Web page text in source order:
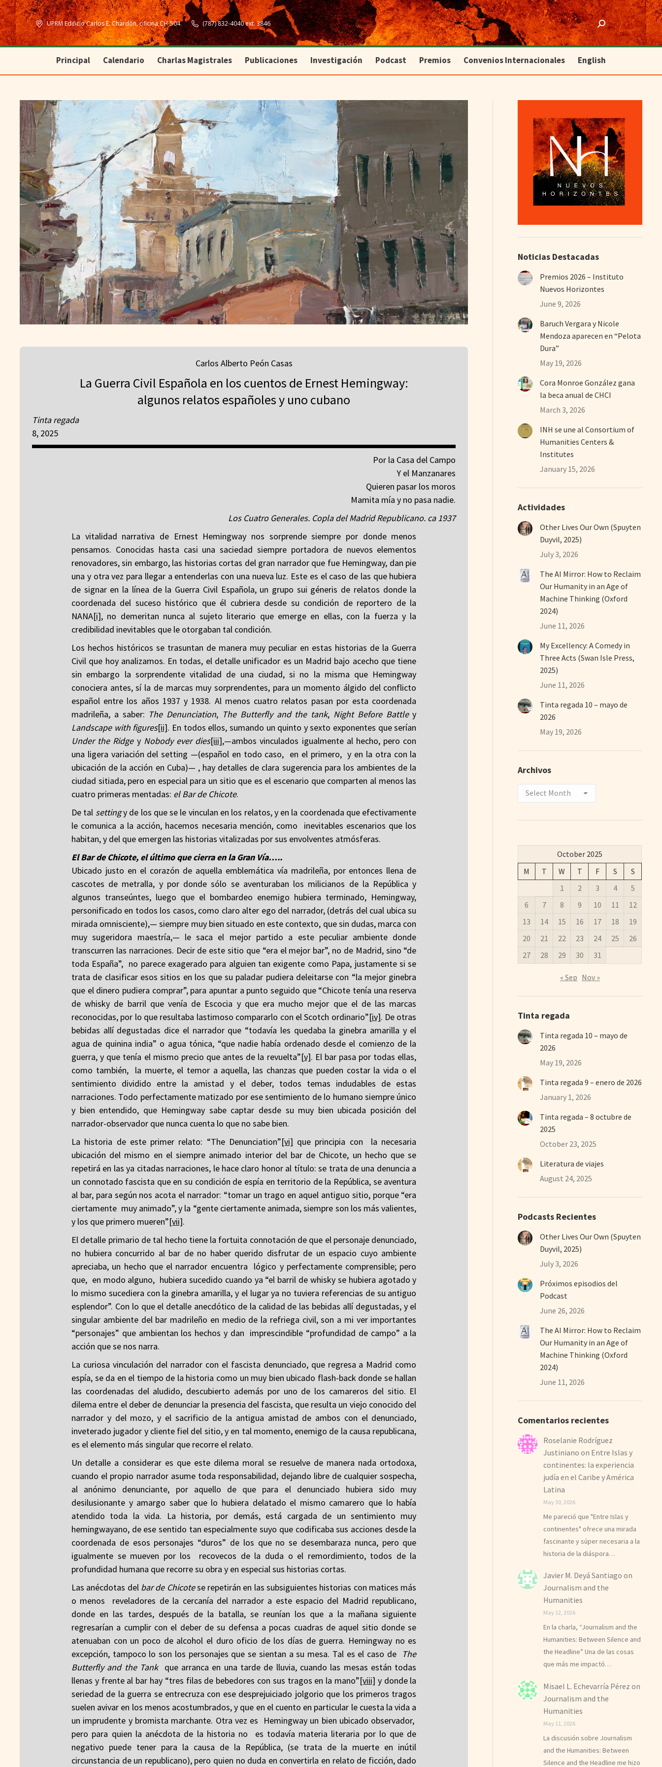
UPRM Edificio Carlos E. Chardón, oficina CH-504 (787) 832-4040 ext. 3846 Search:
Principal Calendario Charlas Magistrales Publicaciones Investigación Podcast Premios Convenios Internacionales English
Carlos Alberto Peón Casas
La Guerra Civil Española en los cuentos de Ernest Hemingway:
algunos relatos españoles y uno cubano
Tinta regada
8, 2025
Por la Casa del Campo
Y el Manzanares
Quieren pasar los moros
Mamita mía y no pasa nadie.
Los Cuatro Generales. Copla del Madrid Republicano. ca 1937
La vitalidad narrativa de Ernest Hemingway nos sorprende siempre por donde menos
pensamos. Conocidas hasta casi una saciedad siempre portadora de nuevos elementos
renovadores, sin embargo, las historias cortas del gran narrador que fue Hemingway, dan pie
una y otra vez para llegar a entenderlas con una nueva luz. Este es el caso de las que hubiera
de signar en la línea de la Guerra Civil Española, un grupo sui géneris de relatos donde la
coordenada del suceso histórico que él cubriera desde su condición de reportero de la
NANA[i], no demeritan nunca al sujeto literario que emerge en ellas, con la fuerza y la
credibilidad inevitables que le otorgaban tal condición.
Los hechos históricos se trasuntan de manera muy peculiar en estas historias de la Guerra
Civil que hoy analizamos. En todas, el detalle unificador es un Madrid bajo acecho que tiene
sin embargo la sorprendente vitalidad de una ciudad, si no la misma que Hemingway
conociera antes, sí la de marcas muy sorprendentes, para un momento álgido del conflicto
español entre los años 1937 y 1938. Al menos cuatro relatos pasan por esta coordenada
madrileña, a saber: The Denunciation, The Butterfly and the tank, Night Before Battley
Landscape with figures[ii]. En todos ellos, sumando un quinto y sexto exponentes que serían
Under the Ridgey Nobody ever dies[iii],—ambos vinculados igualmente al hecho, pero con
una ligera variación del setting —(español en todo caso, en el primero, y en la otra con la
ubicación de la acción en Cuba)— , hay detalles de clara sugerencia para los ambientes de la
ciudad sitiada, pero en especial para un sitio que es el escenario que comparten al menos las
cuatro primeras mentadas: el Bar de Chicote.
De tal settingy de los que se le vinculan en los relatos, y en la coordenada que efectivamente
le comunica a la acción, hacemos necesaria mención, como inevitables escenarios que los
habitan, y del que emergen las historias vitalizadas por sus envolventes atmósferas.
El Bar de Chicote, el último que cierra en la Gran Vía…..
Ubicado justo en el corazón de aquella emblemática vía madrileña, por entonces llena de
cascotes de metralla, y por donde sólo se aventuraban los milicianos de la República y
algunos transeúntes, luego que el bombardeo enemigo hubiera terminado, Hemingway,
personificado en todos los casos, como claro alter ego del narrador, (detrás del cual ubica su
mirada omnisciente),— siempre muy bien situado en este contexto, que sin dudas, marca con
muy sugeridora maestría,— le saca el mejor partido a este peculiar ambiente donde
transcurren las narraciones. Decir de este sitio que “era el mejor bar”, no de Madrid, sino “de
toda España”, no parece exagerado para alguien tan exigente como Papa, justamente si se
trata de clasificar esos sitios en los que su paladar pudiera deleitarse con “la mejor ginebra
que el dinero pudiera comprar”, para apuntar a punto seguido que “Chicote tenía una reserva
de whisky de barril que venía de Escocia y que era mucho mejor que el de las marcas
reconocidas, por lo que resultaba lastimoso compararlo con el Scotch ordinario”[iv]. De otras
bebidas allí degustadas dice el narrador que “todavía les quedaba la ginebra amarilla y el
agua de quinina india” o agua tónica, “que nadie había ordenado desde el comienzo de la
guerra, y que tenía el mismo precio que antes de la revuelta”[v]. El bar pasa por todas ellas,
como también, la muerte, el temor a aquella, las chanzas que pueden costar la vida o el
sentimiento dividido entre la amistad y el deber, todos temas indudables de estas
narraciones. Todo perfectamente matizado por ese sentimiento de lo humano siempre único
y bien entendido, que Hemingway sabe captar desde su muy bien ubicada posición del
narrador-observador que nunca cuenta lo que no sabe bien.
La historia de este primer relato: “The Denunciation”[vi] que principia con la necesaria
ubicación del mismo en el siempre animado interior del bar de Chicote, un hecho que se
repetirá en las ya citadas narraciones, le hace claro honor al título: se trata de una denuncia a
un connotado fascista que en su condición de espía en territorio de la República, se aventura
al bar, para según nos acota el narrador: “tomar un trago en aquel antiguo sitio, porque “era
ciertamente muy animado”, y la “gente ciertamente animada, siempre son los más valientes,
y los que primero mueren”[vii].
El detalle primario de tal hecho tiene la fortuita connotación de que el personaje denunciado,
no hubiera concurrido al bar de no haber querido disfrutar de un espacio cuyo ambiente
apreciaba, un hecho que el narrador encuentra lógico y perfectamente comprensible; pero
que, en modo alguno, hubiera sucedido cuando ya “el barril de whisky se hubiera agotado y
lo mismo sucediera con la ginebra amarilla, y el lugar ya no tuviera referencias de su antiguo
esplendor”. Con lo que el detalle anecdótico de la calidad de las bebidas allí degustadas, y el
singular ambiente del bar madrileño en medio de la refriega civil, son a mi ver importantes
“personajes” que ambientan los hechos y dan imprescindible “profundidad de campo” a la
acción que se nos narra.
La curiosa vinculación del narrador con el fascista denunciado, que regresa a Madrid como
espía, se da en el tiempo de la historia como un muy bien ubicado flash-back donde se hallan
las coordenadas del aludido, descubierto además por uno de los camareros del sitio. El
dilema entre el deber de denunciar la presencia del fascista, que resulta un viejo conocido del
narrador y del mozo, y el sacrificio de la antigua amistad de ambos con el denunciado,
inveterado jugador y cliente fiel del sitio, y en tal momento, enemigo de la causa republicana,
es el elemento más singular que recorre el relato.
Un detalle a considerar es que este dilema moral se resuelve de manera nada ortodoxa,
cuando el propio narrador asume toda responsabilidad, dejando libre de cualquier sospecha,
al anónimo denunciante, por aquello de que para el denunciado hubiera sido muy
desilusionante y amargo saber que lo hubiera delatado el mismo camarero que lo había
atendido toda la vida. La historia, por demás, está cargada de un sentimiento muy
hemingwayano, de ese sentido tan especialmente suyo que codificaba sus acciones desde la
coordenada de esos personajes “duros” de los que no se desembaraza nunca, pero que
igualmente se mueven por los recovecos de la duda o el remordimiento, todos de la
profundidad humana que recorre su obra y en especial sus historias cortas.
Las anécdotas del bar de Chicotese repetirán en las subsiguientes historias con matices más
o menos reveladores de la cercanía del narrador a este espacio del Madrid republicano,
donde en las tardes, después de la batalla, se reunían los que a la mañana siguiente
regresarían a cumplir con el deber de su defensa a pocas cuadras de aquel sitio donde se
atenuaban con un poco de alcohol el duro oficio de los días de guerra. Hemingway no es
excepción, tampoco lo son los personajes que se sientan a su mesa. Tal es el caso de
The
Butterfly and the Tankque arranca en una tarde de lluvia, cuando las mesas están todas
llenas y frente al bar hay “tres filas de bebedores con sus tragos en la mano”[viii] y donde la
seriedad de la guerra se entrecruza con ese desprejuiciado jolgorio que los primeros tragos
suelen avivar en los menos acostumbrados, y que en el cuento en particular le cuesta la vida a
un imprudente y bromista marchante. Otra vez es Hemingway un bien ubicado observador,
pero para quien la anécdota de la historia no es todavía materia literaria por lo que de
negativo puede tener para la causa de la República, (se trata de la muerte en inútil
circunstancia de un republicano), pero quien no duda en convertirla en relato de ficción, dado
Noticias Destacadas
Premios 2026 – Instituto
Nuevos Horizontes
June 9, 2026
Baruch Vergara y Nicole
Mendoza aparecen en “Pelota
Dura”
May 19, 2026
Cora Monroe González gana
la beca anual de CHCI
March 3, 2026
INH se une al Consortium of
Humanities Centers &
Institutes
January 15, 2026
Actividades
Other Lives Our Own (Spuyten
Duyvil, 2025)
July 3, 2026
The AI Mirror: How to Reclaim
Our Humanity in an Age of
Machine Thinking (Oxford
2024)
June 11, 2026
My Excellency: A Comedy in
Three Acts (Swan Isle Press,
2025)
June 11, 2026
Tinta regada 10 – mayo de
2026
May 19, 2026
Archivos
Archivos
October 2025
M
T W T F S
S
1
2 3 4
5
6
7 8 9 10 11
12
13
14 15 16 17 18
19
20
21 22 23 24 25
26
27
28 29 30 31
« Sep Nov »
Tinta regada
Tinta regada 10 – mayo de
2026
May 19, 2026
Tinta regada 9 – enero de 2026
January 1, 2026
Tinta regada – 8 octubre de
2025
October 23, 2025
Literatura de viajes
August 24, 2025
Podcasts Recientes
Other Lives Our Own (Spuyten
Duyvil, 2025)
July 3, 2026
Próximos episodios del
Podcast
June 26, 2026
The AI Mirror: How to Reclaim
Our Humanity in an Age of
Machine Thinking (Oxford
2024)
June 11, 2026
Comentarios recientes
Roselanie Rodríguez
Justiniano on Entre Islas y
continentes: la experiencia
judía en el Caribe y América
Latina
May 30, 2026
Me pareció que "Entre Islas y
continentes" ofrece una mirada
fascinante y súper necesaria a la
historia de la diáspora…
Javier M. Deyá Santiago on
Journalism and the
Humanities
May 12, 2026
En la charla, “Journalism and the
Humanities: Between Silence and
the Headline” Una de las cosas
que más me impactó…
Misael L. Echevarría Pérez on
Journalism and the
Humanities
May 11, 2026
La discusión sobre Journalism
and the Humanities: Between
Silence and the Headline me hizo
Principal Calendario Charlas Magistrales Publicaciones Investigación Podcast Premios Convenios Internacionales English